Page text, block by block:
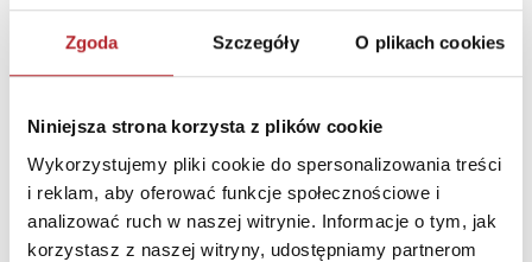
Zgoda Szczegóły O plikach cookies
Niniejsza strona korzysta z plików cookie
Wykorzystujemy pliki cookie do spersonalizowania treści
i reklam, aby oferować funkcje społecznościowe i
analizować ruch w naszej witrynie. Informacje o tym, jak
korzystasz z naszej witryny, udostępniamy partnerom
Wymarzona rodzina wyd. kieszonkowe
Marcel Moss
W obronie męża
Marcel Moss